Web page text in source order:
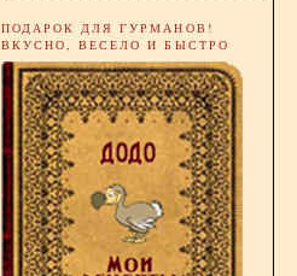
ПОДАРОК ДЛЯ ГУРМАНОВ!
ВКУСНО, ВЕСЕЛО И БЫСТРО